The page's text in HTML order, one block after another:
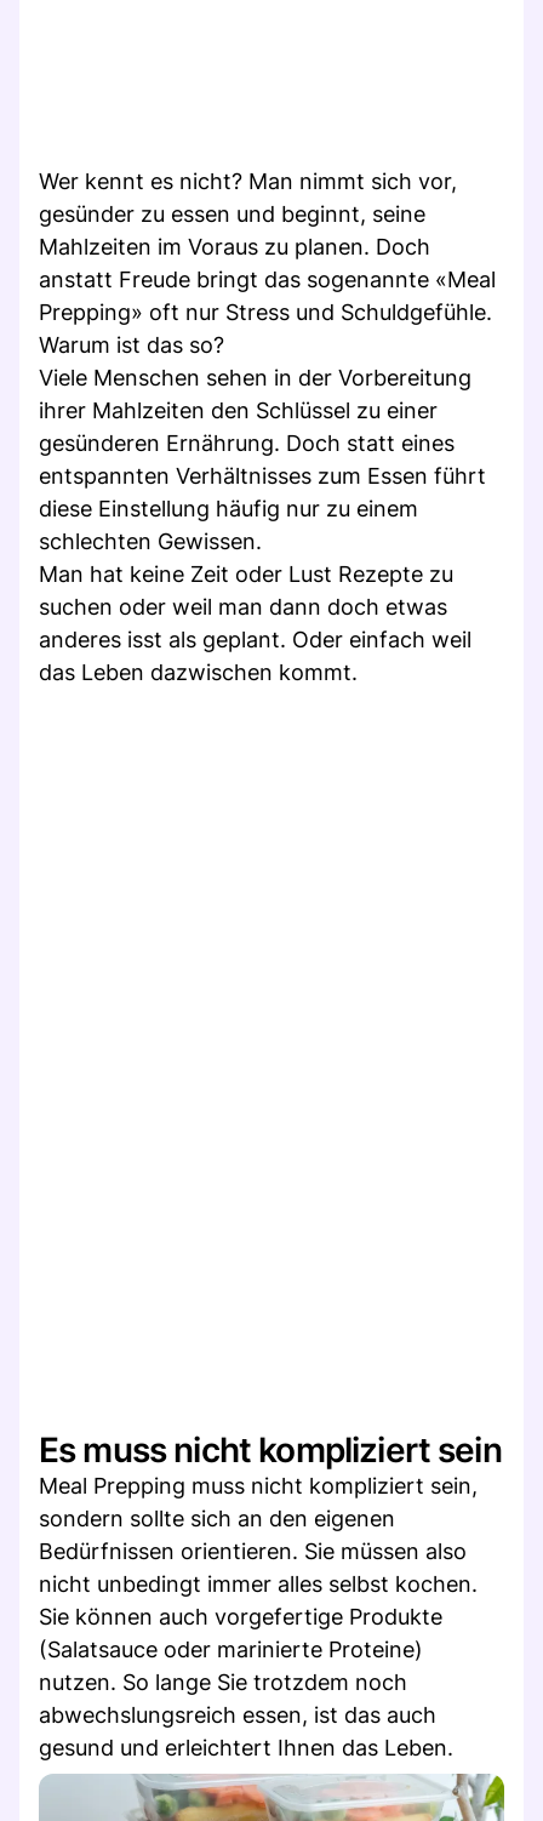
Wer kennt es nicht? Man nimmt sich vor,
gesünder zu essen und beginnt, seine
Mahlzeiten im Voraus zu planen. Doch
anstatt Freude bringt das sogenannte «Meal
Prepping» oft nur Stress und Schuldgefühle.
Warum ist das so?
Viele Menschen sehen in der Vorbereitung
ihrer Mahlzeiten den Schlüssel zu einer
gesünderen Ernährung. Doch statt eines
entspannten Verhältnisses zum Essen führt
diese Einstellung häufig nur zu einem
schlechten Gewissen.
Man hat keine Zeit oder Lust Rezepte zu
suchen oder weil man dann doch etwas
anderes isst als geplant. Oder einfach weil
das Leben dazwischen kommt.
Es muss nicht kompliziert sein
Meal Prepping muss nicht kompliziert sein,
sondern sollte sich an den eigenen
Bedürfnissen orientieren. Sie müssen also
nicht unbedingt immer alles selbst kochen.
Sie können auch vorgefertige Produkte
(Salatsauce oder marinierte Proteine)
nutzen. So lange Sie trotzdem noch
abwechslungsreich essen, ist das auch
gesund und erleichtert Ihnen das Leben.